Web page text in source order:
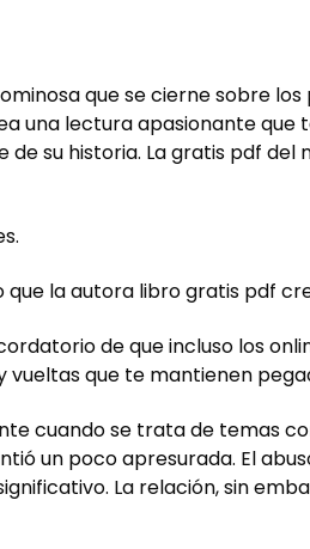
que se cierne sobre
una lectura apasionante que
su historia. La gratis pdf del
la autora libro gratis pdf
de que incluso los
que te mantienen
cuando se trata de temas
un poco apresurada. El
La relación, sin